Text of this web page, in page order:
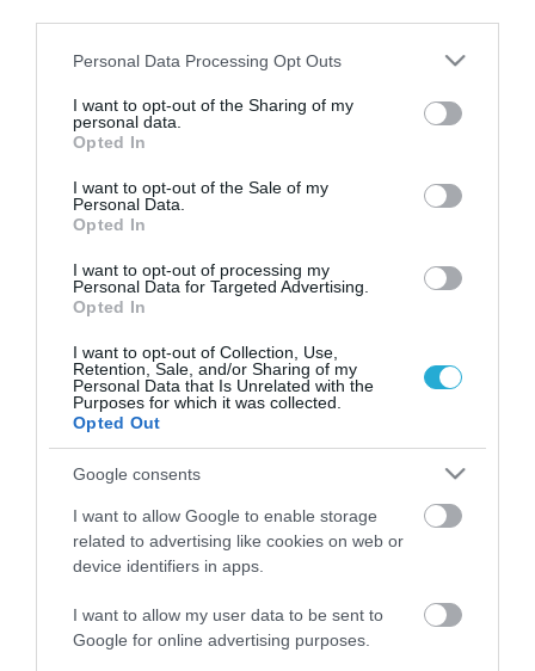
Please note that this website/app uses one or more Google
not limited to your visit or usage behaviour. You may click to
grant or deny consent to Google and its third-party tags to
use your data for below specified purposes in below Google
consent section.
Personal Data Processing Opt Outs
I want to opt-out of the Sharing of my
personal data.
Opted In
I want to opt-out of the Sale of my
Personal Data.
Opted In
I want to opt-out of processing my
Personal Data for Targeted Advertising.
Opted In
I want to opt-out of Collection, Use,
Retention, Sale, and/or Sharing of my
Personal Data that Is Unrelated with the
Purposes for which it was collected.
Opted Out
Google consents
I want to allow Google to enable storage
related to advertising like cookies on web or
device identifiers in apps.
I want to allow my user data to be sent to
Google for online advertising purposes.
Διευθυντής της Διεύθυνσης Διαχείρισης
Κινδύνων του Ομίλου της Εθνικής Τράπεζας,
Country Treasurer στις ABN-AMRO BANK N.V.,
Citibank N.A. και Bank of America NT & SA,
καθώς και Group Treasurer στον όμιλο
Επιχειρήσεων Μυτιληναίος, ενώ διατέλεσε
Management Advisor στη DoVALUE Greece.
Είναι απόφοιτος του τμήματος Χημικών
Μηχανικών του Εθνικού Μετσόβιου
Πολυτεχνείου, ενώ διαθέτει MSc. στον τομέα
του Industrial Engineering από το Columbia
University (ΗΠΑ), καθώς και M.B.A. in Finance
and International Business από το New York
Ο Γρηγόρης Δ. Δημητριάδης, Διευθύνων